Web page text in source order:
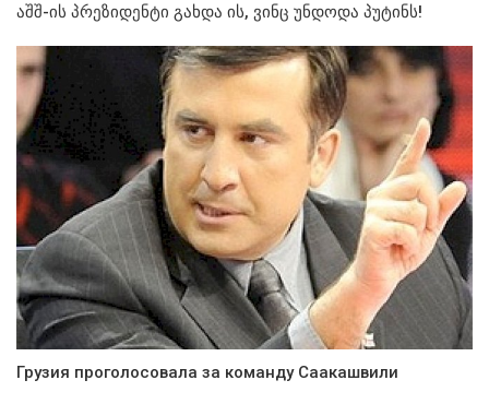
აშშ-ის პრეზიდენტი გახდა ის, ვინც უნდოდა პუტინს!
Грузия проголосовала за команду Саакашвили